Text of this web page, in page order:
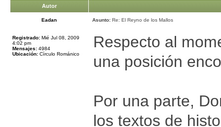
Autor
Eadan Asunto: Re: El Reyno de los Mallos
Registrado: Mié Jul 08, 2009
4:02 pm
Mensajes: 4984
Ubicación: Círculo Románico
Respecto al
una posición
Por una parte,
los textos de